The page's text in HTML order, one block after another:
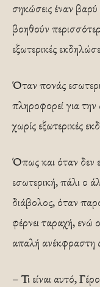
σηκώσεις έναν
βοηθούν
εξωτερικές
Όταν πονάς
πληροφορεί για
χωρίς εξωτερικές
Όπως και όταν δεν
εσωτερική, πάλι ο
διάβολος, όταν
φέρνει ταραχή, ενώ
απαλή ανέκφραστη
– Τι είναι αυτό,